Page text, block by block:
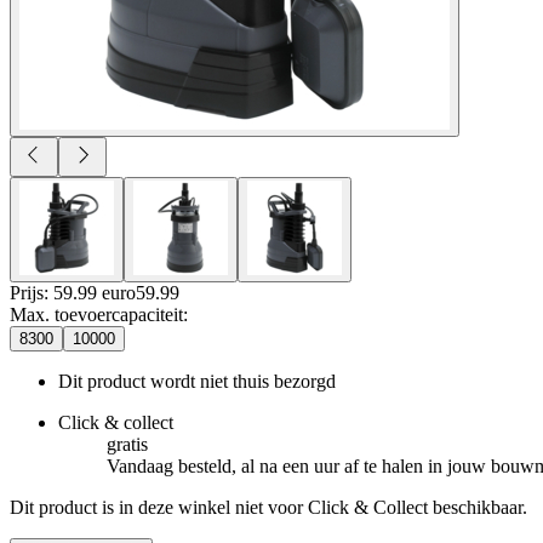
Prijs: 59.99 euro59.99
Max. toevoercapaciteit:
8300 10000
Dit product wordt niet thuis bezorgd
Click & collect
gratis
Vandaag besteld, al na een uur af te halen in jouw
Dit product is in deze winkel niet voor Click & Collect beschikbaar.